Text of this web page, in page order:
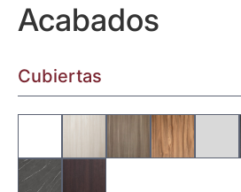
Acabados
Cubiertas